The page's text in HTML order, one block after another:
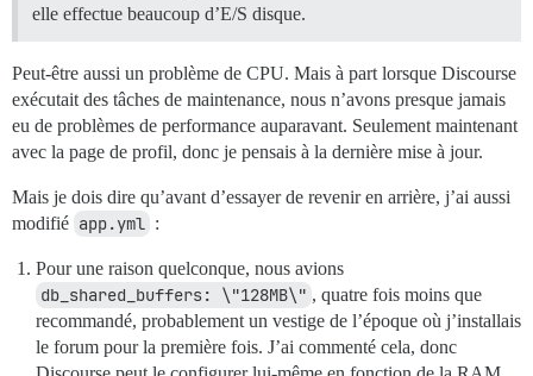
elle effectue beaucoup d’E/S disque.
Peut-être aussi un problème de CPU. Mais à part lorsque Discourse
exécutait des tâches de maintenance, nous n’avons presque jamais
eu de problèmes de performance auparavant. Seulement maintenant
avec la page de profil, donc je pensais à la dernière mise à jour.
Mais je dois dire qu’avant d’essayer de revenir en arrière, j’ai aussi
modifié app.yml :
Pour une raison quelconque, nous avions
db_shared_buffers: \"128MB\" , quatre fois moins que
recommandé, probablement un vestige de l’époque où j’installais
le forum pour la première fois. J’ai commenté cela, donc